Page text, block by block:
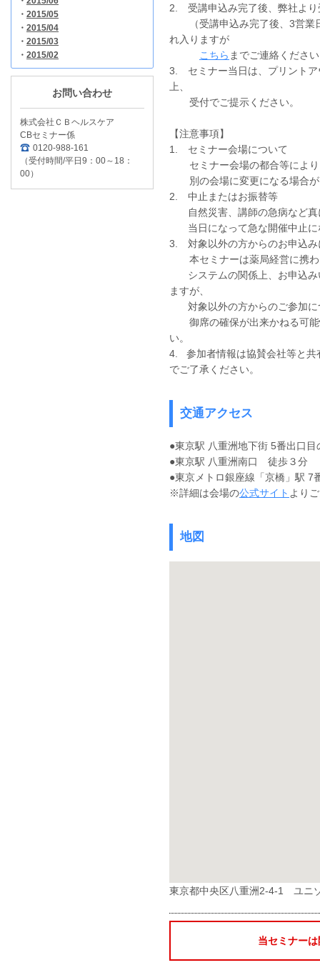
・ 2015/05
・ 2015/04
・ 2015/03
・ 2015/02
お問い合わせ
株式会社ＣＢヘルスケア
CBセミナー係
0120-988-161
（受付時間/平日9：00～18：
00）
2. 受講申込み完了後、弊社より
（受講申込み完了後、3営業
れ入りますが
こちら までご連絡くださ
3. セミナー当日は、プリントア
上、
受付でご提示ください。
【注意事項】
1. セミナー会場について
セミナー会場の都合等により
別の会場に変更になる場合が
2. 中止またはお振替等
自然災害、講師の急病など真
当日になって急な開催中止に
3. 対象以外の方からのお申込み
本セミナーは薬局経営に携わ
システムの関係上、お申込み
ますが、
対象以外の方からのご参加に
御席の確保が出来かねる可能
い。
4. 参加者情報は協賛会社等と共
でご了承ください。
交通アクセス
●東京駅 八重洲地下街 5番出口目
●東京駅 八重洲南口 徒歩３分
●東京メトロ銀座線「京橋」駅
※詳細は会場の公式サイト より
地図
東京都中央区八重洲2-4-1 ユニ
当セミナー